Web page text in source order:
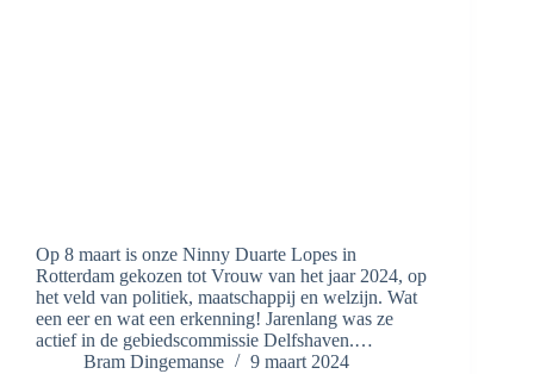
Op 8 maart is onze Ninny Duarte Lopes in
Rotterdam gekozen tot Vrouw van het jaar 2024, op
het veld van politiek, maatschappij en welzijn. Wat
een eer en wat een erkenning! Jarenlang was ze
actief in de gebiedscommissie Delfshaven.…
Bram Dingemanse
9 maart 2024